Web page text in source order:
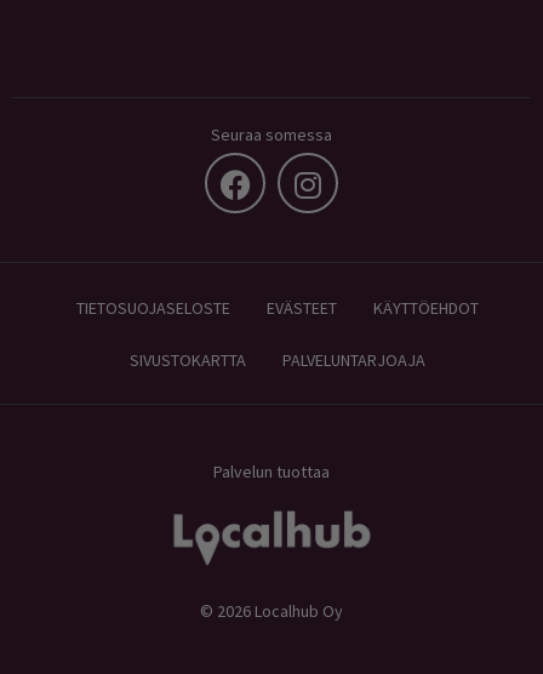
Seuraa somessa
TIETOSUOJASELOSTE EVÄSTEET KÄYTTÖEHDOT
SIVUSTOKARTTA PALVELUNTARJOAJA
Palvelun tuottaa
© 2026 Localhub Oy